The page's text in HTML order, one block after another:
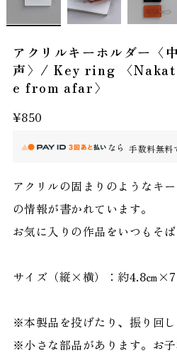
アクリルキーホルダー〈
声〉/ Key ring 〈
e from afar〉
¥850
なら 手数料無料
アクリルの固まりのようなキ
の情報が書かれています。
お気に入りの作品をいつもそば
サイズ（縦×横）：約4.8㎝
※本製品を投げたり、振り回し
※小さな部品があります。お